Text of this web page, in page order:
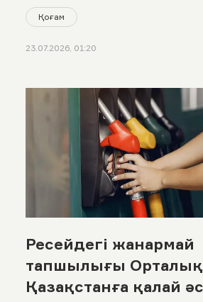
Қоғам
23.07.2026, 01:20
Ресейдегі жанармай
тапшылығы
Қазақстанға қалай